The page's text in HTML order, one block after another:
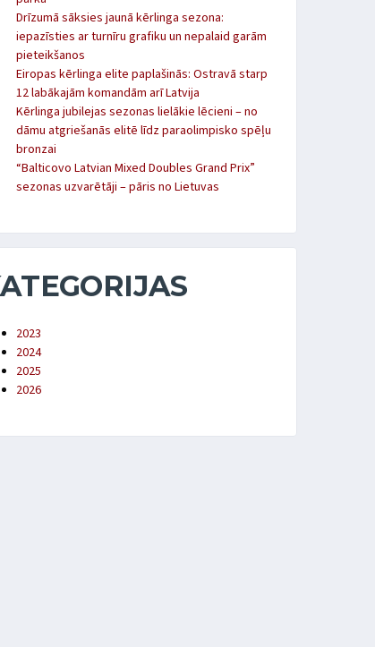
Drīzumā sāksies jaunā kērlinga sezona:
iepazīsties ar turnīru grafiku un nepalaid garām
pieteikšanos
Eiropas kērlinga elite paplašinās: Ostravā starp
12 labākajām komandām arī Latvija
Kērlinga jubilejas sezonas lielākie lēcieni – no
dāmu atgriešanās elitē līdz paraolimpisko spēļu
bronzai
“Balticovo Latvian Mixed Doubles Grand Prix”
sezonas uzvarētāji – pāris no Lietuvas
2023
2024
2025
2026